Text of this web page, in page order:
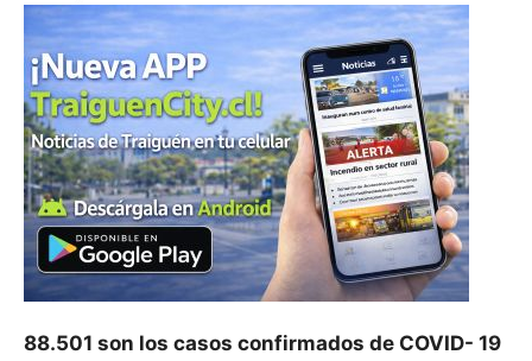
88.501 son los casos confirmados de COVID- 19